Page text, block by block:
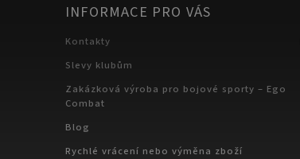
INFORMACE PRO VÁS
Kontakty
Slevy klubům
Zakázková výroba pro bojové sporty – Ego
Combat
Blog
Rychlé vrácení nebo výměna zboží